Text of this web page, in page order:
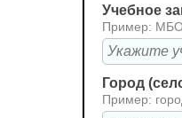
Учебное
Пример:
Город
Пример: